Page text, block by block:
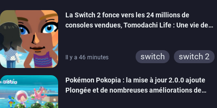
La Switch 2 fonce vers les 24 millions de
consoles vendues, Tomodachi Life : Une vie de
Il y a 46 minutes switch switch 2
Pokémon Pokopia : la mise à jour 2.0.0 ajoute
Plongée et de nombreuses améliorations de